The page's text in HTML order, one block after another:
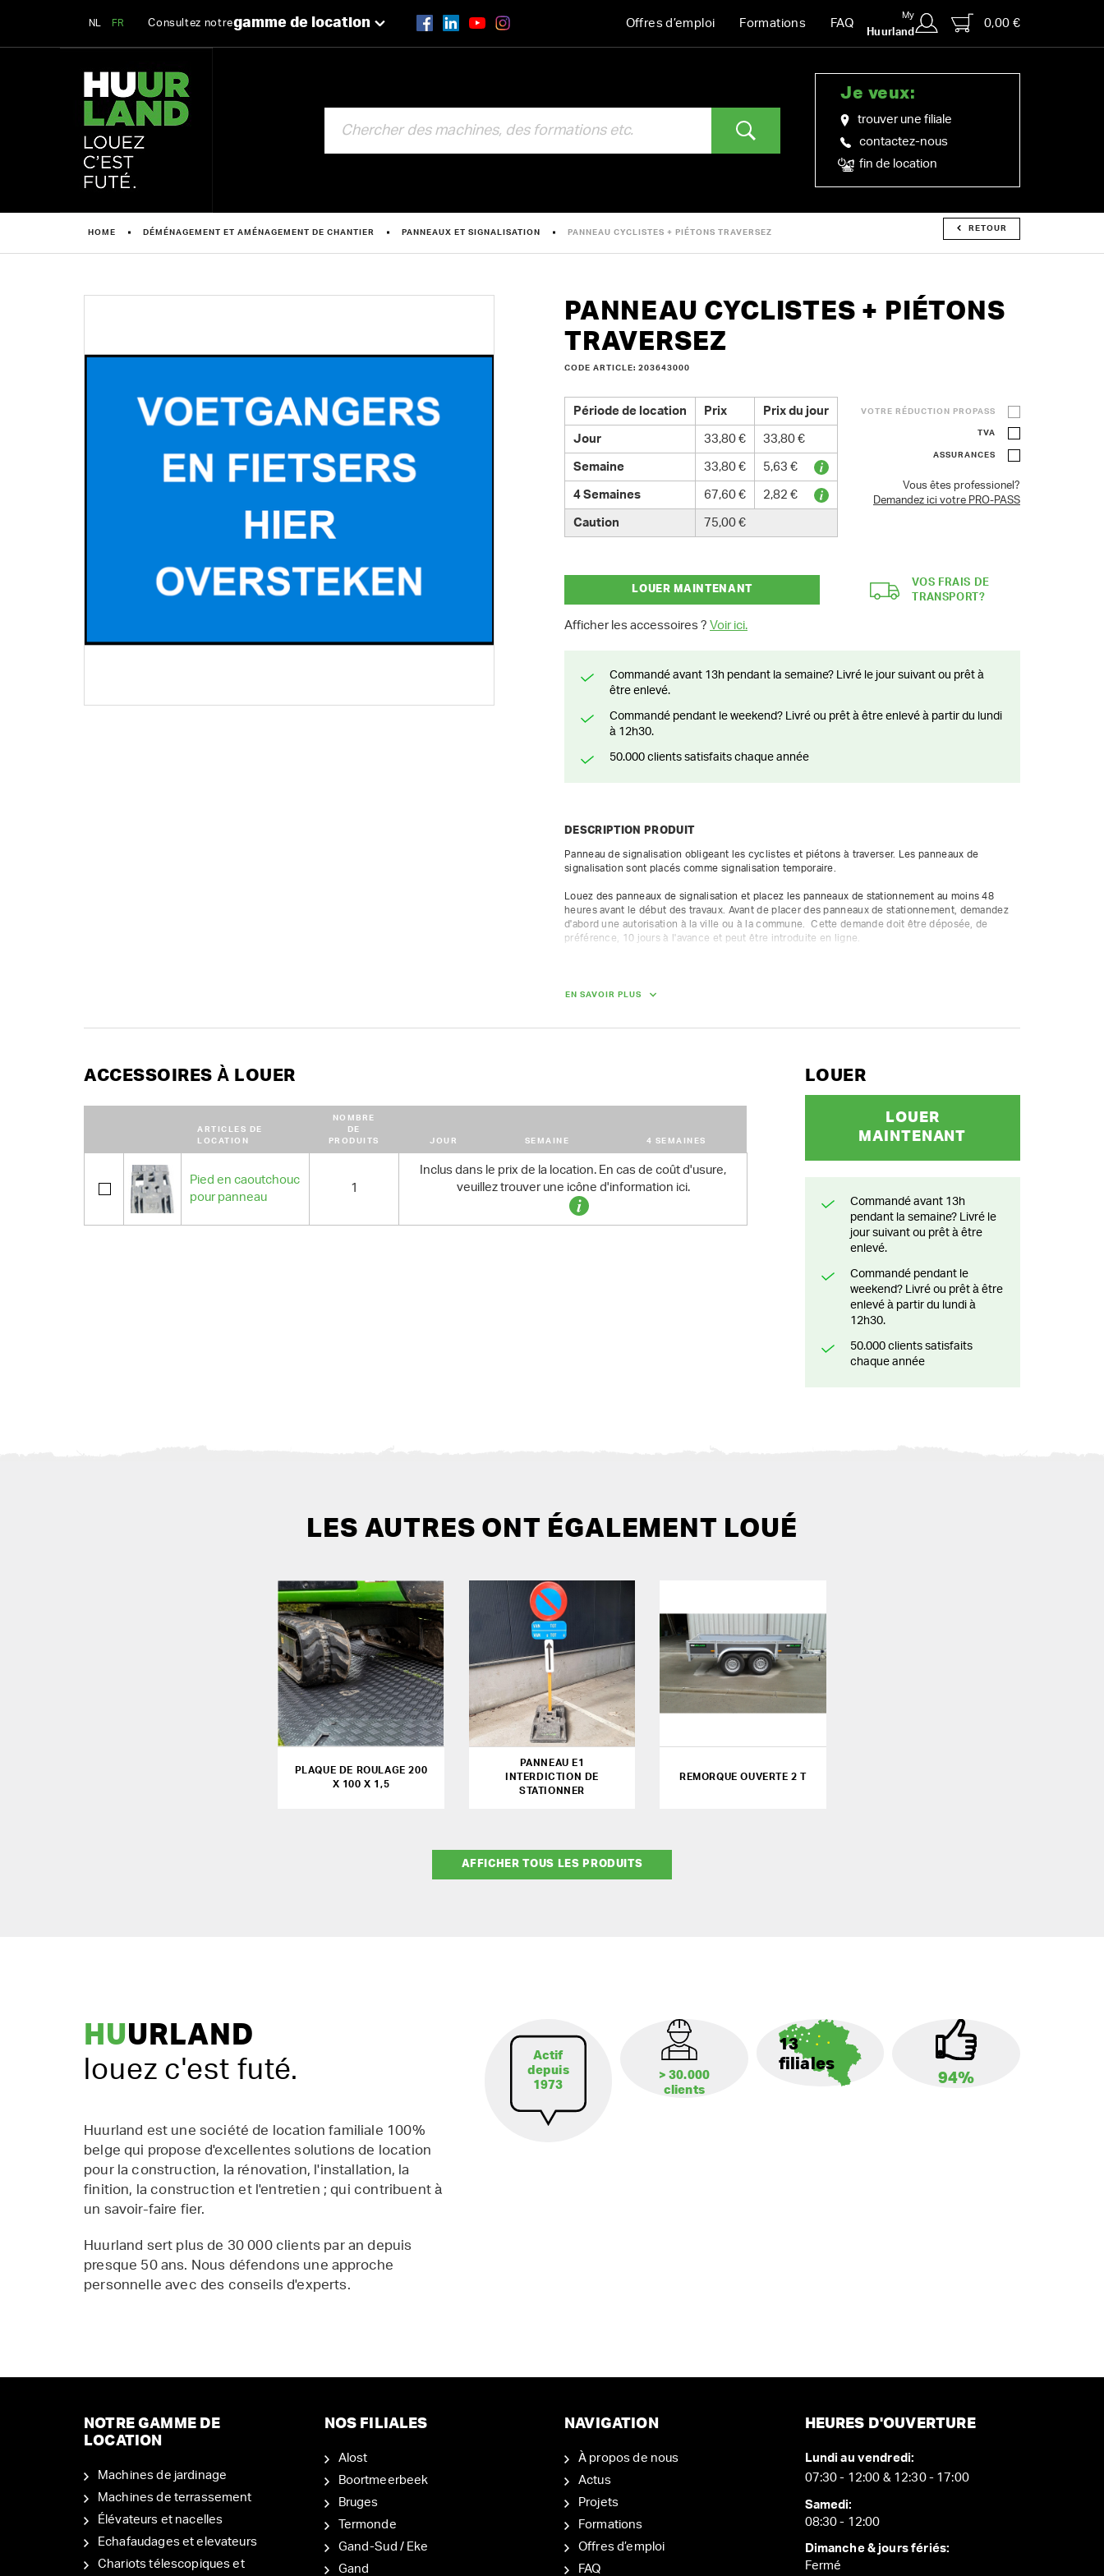
NL FR Consultez notregamme de location Offres d’emploi Formations FAQ
My
Huurland
0,00 €
Je veux:
trouver une filiale
contactez-nous
fin de location
HOME DÉMÉNAGEMENT ET AMÉNAGEMENT DE CHANTIER PANNEAUX ET SIGNALISATION PANNEAU CYCLISTES + PIÉTONS TRAVERSEZ RETOUR
PANNEAU CYCLISTES + PIÉTONS
TRAVERSEZ
CODE ARTICLE: 203643000
Période de location Prix Prix du jour
Jour 33,80 € 33,80 €
Semaine 33,80 € 5,63 €
4 Semaines 67,60 € 2,82 €
Caution 75,00 €
VOTRE RÉDUCTION PROPASS
TVA
ASSURANCES
Vous êtes professionel?
Demandez ici votre PRO-PASS
LOUER MAINTENANT
Afficher les accessoires ? Voir ici.
VOS FRAIS DE
TRANSPORT?
Commandé avant 13h pendant la semaine? Livré le jour suivant ou prêt à
être enlevé.
Commandé pendant le weekend? Livré ou prêt à être enlevé à partir du lundi
à 12h30.
50.000 clients satisfaits chaque année
DESCRIPTION PRODUIT
Panneau de signalisation obligeant les cyclistes et piétons à traverser. Les panneaux de
signalisation sont placés comme signalisation temporaire.
Louez des panneaux de signalisation et placez les panneaux de stationnement au moins 48
heures avant le début des travaux. Avant de placer des panneaux de stationnement, demandez
d'abord une autorisation à la ville ou à la commune.  Cette demande doit être déposée, de
préférence, 10 jours à l'avance et peut être introduite en ligne.
Nous vous composons volontiers un lot sur mesure.
EN SAVOIR PLUS
ACCESSOIRES À LOUER
ARTICLES DE
LOCATION
NOMBRE
DE
PRODUITS
JOUR SEMAINE 4 SEMAINES
Pied en caoutchouc
pour panneau
1
Inclus dans le prix de la location. En cas de coût d'usure,
veuillez trouver une icône d'information ici.
LOUER
LOUER
MAINTENANT
Commandé avant 13h
pendant la semaine? Livré le
jour suivant ou prêt à être
enlevé.
Commandé pendant le
weekend? Livré ou prêt à être
enlevé à partir du lundi à
12h30.
50.000 clients satisfaits
chaque année
LES AUTRES ONT ÉGALEMENT LOUÉ
PLAQUE DE ROULAGE 200
X 100 X 1,5
PANNEAU E1
INTERDICTION DE
STATIONNER
REMORQUE OUVERTE 2 T
AFFICHER TOUS LES PRODUITS
HUURLAND
louez c'est futé.
Huurland est une société de location familiale 100%
belge qui propose d'excellentes solutions de location
pour la construction, la rénovation, l'installation, la
finition, la construction et l'entretien ; qui contribuent à
un savoir-faire fier.
Huurland sert plus de 30 000 clients par an depuis
presque 50 ans. Nous défendons une approche
personnelle avec des conseils d'experts.
Actif
depuis
1973
> 30.000
clients
13
filiales
94%
NOTRE GAMME DE
LOCATION
Machines de jardinage
Machines de terrassement
Élévateurs et nacelles
Echafaudages et elevateurs
Chariots télescopiques et
NOS FILIALES
Alost
Boortmeerbeek
Bruges
Termonde
Gand-Sud / Eke
Gand
NAVIGATION
À propos de nous
Actus
Projets
Formations
Offres d’emploi
FAQ
HEURES D'OUVERTURE
Lundi au vendredi:
07:30 - 12:00 & 12:30 - 17:00
Samedi:
08:30 - 12:00
Dimanche & jours fériés:
Fermé